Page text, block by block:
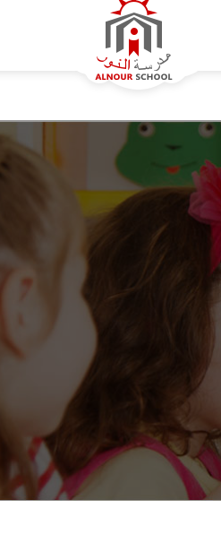
+1-613-265-5060